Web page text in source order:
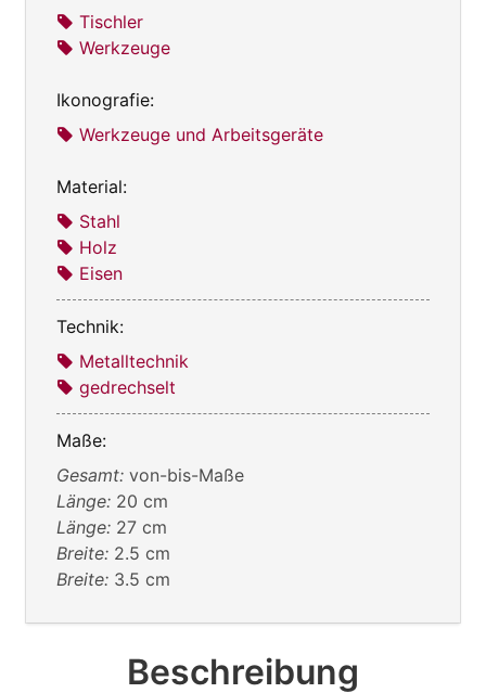
Tischler
Werkzeuge
Ikonografie:
Werkzeuge und Arbeitsgeräte
Material:
Stahl
Holz
Eisen
Technik:
Metalltechnik
gedrechselt
Maße:
Gesamt: von-bis-Maße
Länge: 20 cm
Länge: 27 cm
Breite: 2.5 cm
Breite: 3.5 cm
Beschreibung